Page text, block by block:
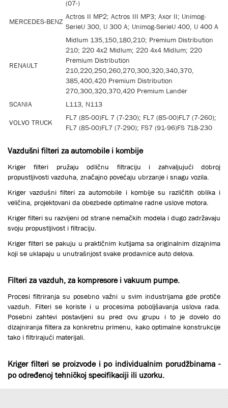
(07-)
MERCEDES-BENZ
Actros II MP2; Actros III MP3; Axor II; Unimog-
SerieU 300, U 300 A; Unimog-SerieU 400, U 400 A
RENAULT
Midlum 135,150,180,210; Premium Distribution
210; 220 4x2 Midlum; 220 4x4 Midlum; 220
Premium Distribution
210,220,250,260,270,300,320,340,370,
385,400,420 Premium Distribution
270,300,320,370,420 Premium Lander
SCANIA
L113, N113
VOLVO TRUCK
FL7 (85-00)FL 7 (7-230); FL7 (85-00)FL7 (7-260);
FL7 (85-00)FL7 (7-290); FS7 (91-96)FS 718-230
Vazdušni filteri za automobile i kombije
Кriger filteri pružaju odličnu filtraciju i zahvaljujući dobroj
propustljivosti vazduha, značajno povećaju ubrzanje i snagu vozila.
Кriger vazdušni filteri za automobile i kombije su različitih oblika i
veličina, projektovani da obezbede optimalne radne uslove motora.
Кriger filteri su razvijeni od strane nemačkih modela i dugo zadržavaju
svoju propustljivost i filtraciju.
Кriger filteri se pakuju u praktičnim kutijama sa originalnim dizajnima
koji se uklapaju u unutrašnjost svake prodavnice auto delova.
Filteri za vazduh, za kompresore i vakuum pumpe.
Procesi filtriranja su posebno važni u svim industrijama gde protiče
vazduh. Filteri se koriste i u procesima poboljšavanja uslova rada.
Posebni zahtevi postavljeni su pred ovu grupu i to je dovelo do
dizajniranja filtera za konkretnu primenu, kako optimalne konstrukcije
tako i filtrirajući materijali.
Кriger filteri se proizvode i po individualnim porudžbinama -
po određenoj tehničkoj specifikaciji ili uzorku.